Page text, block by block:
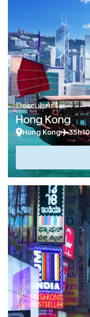
Descubrir
Hong Kong
Hong Kong 35h10